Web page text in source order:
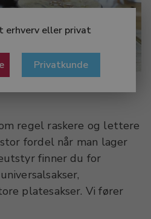
erhverv eller privat
Privatkunde
regel raskere og lettere
fordel når man lager
finner du for
platesakser. Vi fører
merkevarer som for